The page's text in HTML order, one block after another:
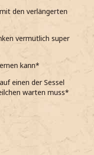
den verlängerten
vermutlich super
kann*
einen der Sessel
warten muss*